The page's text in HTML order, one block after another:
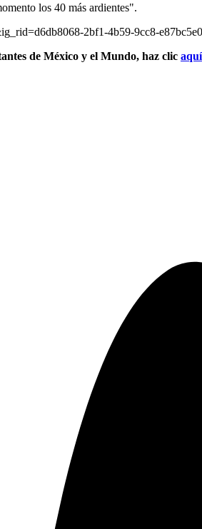
los 40 más ardientes".
2bf1-4b59-9cc8-
de México y el Mundo, haz clic aquí